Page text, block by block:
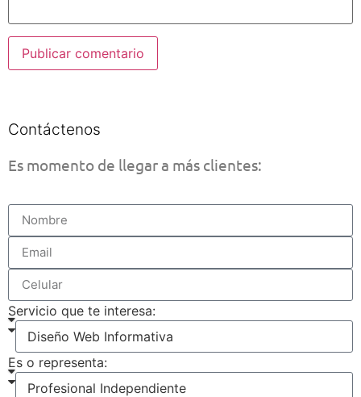
Contáctenos
Es momento de llegar a más clientes:
Servicio que te interesa:
Es o representa: